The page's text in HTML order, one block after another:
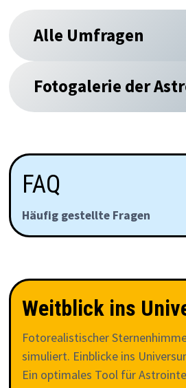
Alle Umfragen
Fotogalerie der
FAQ
Häufig gestellte Fragen
Weitblick ins
Fotorealistischer
simuliert. Einblicke ins
Ein optimales Tool für